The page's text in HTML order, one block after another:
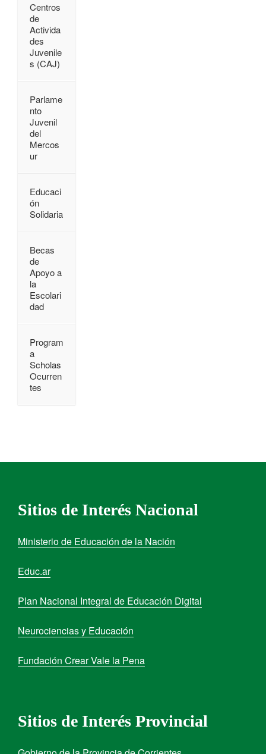
Centros
de
Activida
des
Juvenile
s (CAJ)
Parlame
nto
Juvenil
del
Mercos
ur
Educaci
ón
Solidaria
Becas
de
Apoyo a
la
Escolari
dad
Program
a
Scholas
Ocurren
tes
Sitios de Interés Nacional
Ministerio de Educación de la Nación
Educ.ar
Plan Nacional Integral de Educación Digital
Neurociencias y Educación
Fundación Crear Vale la Pena
Sitios de Interés Provincial